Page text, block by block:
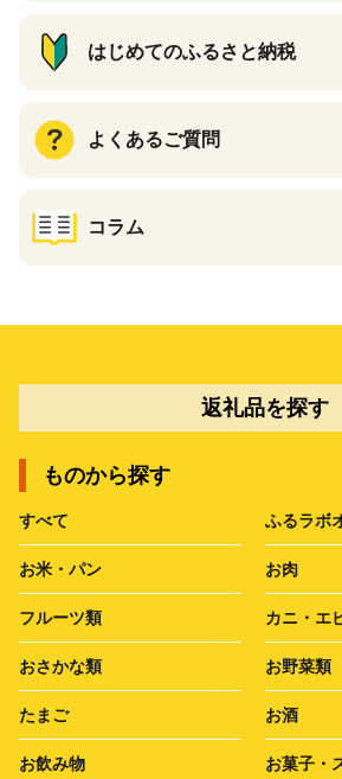
はじめてのふるさと納税
よくあるご質問
コラム
返礼品を探す
ものから探す
すべて ふるラボ
お米・パン お肉
フルーツ類 カニ・エ
おさかな類 お野菜類
たまご お酒
お飲み物 お菓子・